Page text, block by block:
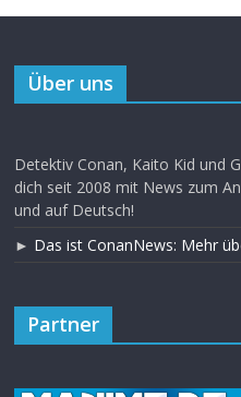
Über uns
Detektiv Conan, Kaito Kid und
dich seit 2008 mit News zum
und auf Deutsch!
► Das ist ConanNews: Mehr
Partner